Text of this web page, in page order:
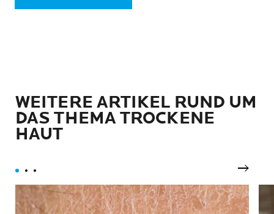
WEITERE ARTIKEL RUND UM
DAS THEMA TROCKENE
HAUT